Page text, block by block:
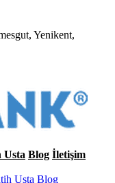
Yenikent,
Usta Blog İletişim
Usta Blog